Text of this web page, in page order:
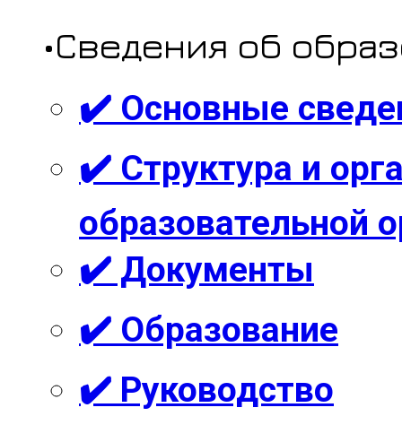
•Сведения об
✔️ Основные
✔️ Структура и
образовательной
✔️ Документы
✔️ Образование
✔️ Руководство